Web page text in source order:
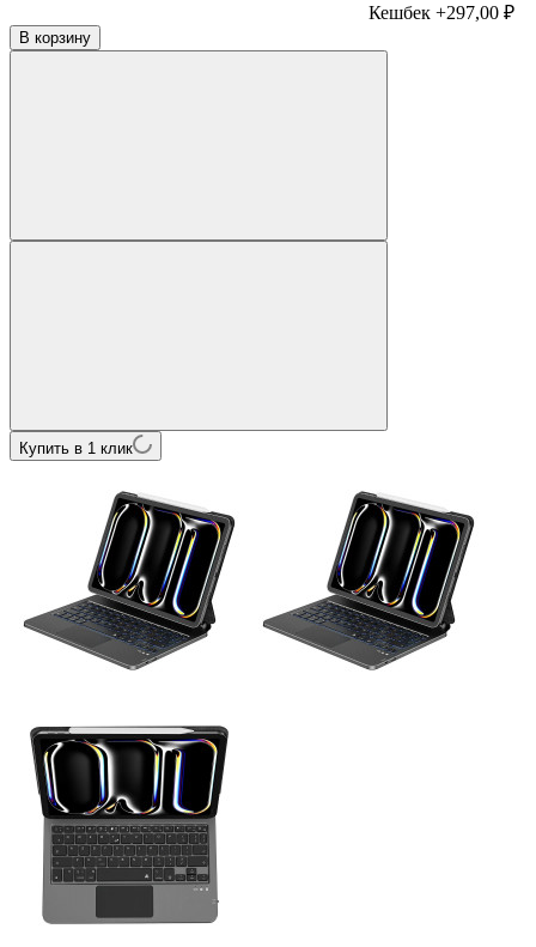
Кешбек +297,00 ₽
В корзину
Купить в 1 клик